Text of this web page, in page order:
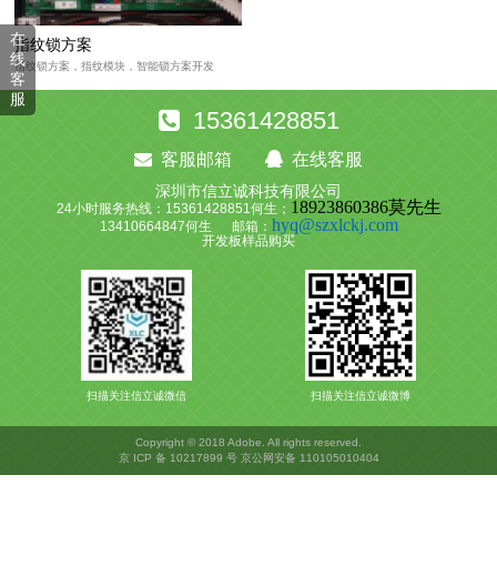
指纹锁方案
指纹锁方案，指纹模块，智能锁方案开发
15361428851
客服邮箱 在线客服
深圳市信立诚科技有限公司
24小时服务热线：15361428851何生； 18923860386莫先生
13410664847何生 邮箱： hyq@szxlckj.com
开发板样品购买
扫描关注信立诚微信 扫描关注信立诚微博
Copyright © 2018 Adobe. All rights reserved.
京 ICP 备 10217899 号 京公网安备 110105010404
在
线
客
服